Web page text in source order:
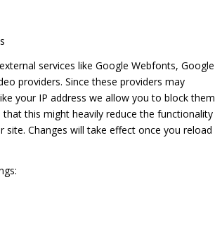
services like Google Webfonts, Google
providers. Since these providers may
your IP address we allow you to block them
that this might heavily reduce the functionality
site. Changes will take effect once you reload